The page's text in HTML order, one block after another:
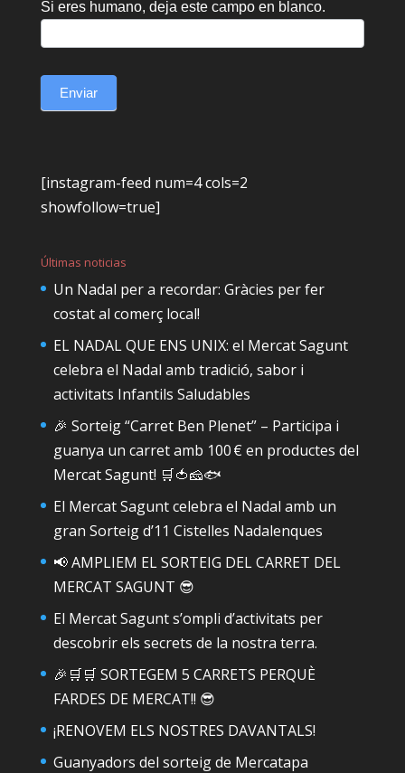
Si eres humano, deja este campo en blanco.
Enviar
[instagram-feed num=4 cols=2
showfollow=true]
Últimas noticias
Un Nadal per a recordar: Gràcies per fer
costat al comerç local!
EL NADAL QUE ENS UNIX: el Mercat Sagunt
celebra el Nadal amb tradició, sabor i
activitats Infantils Saludables
🎉 Sorteig “Carret Ben Plenet” – Participa i
guanya un carret amb 100 € en productes del
Mercat Sagunt! 🛒🍅🧀🐟
El Mercat Sagunt celebra el Nadal amb un
gran Sorteig d’11 Cistelles Nadalenques
📢 AMPLIEM EL SORTEIG DEL CARRET DEL
MERCAT SAGUNT 😎
El Mercat Sagunt s’ompli d’activitats per
descobrir els secrets de la nostra terra.
🎉🛒🛒 SORTEGEM 5 CARRETS PERQUÈ
FARDES DE MERCAT!! 😎
¡RENOVEM ELS NOSTRES DAVANTALS!
Guanyadors del sorteig de Mercatapa